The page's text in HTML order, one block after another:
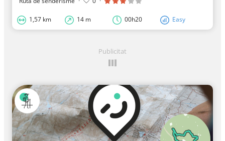
1,57 km 14 m 00h20 Easy
Publicitat